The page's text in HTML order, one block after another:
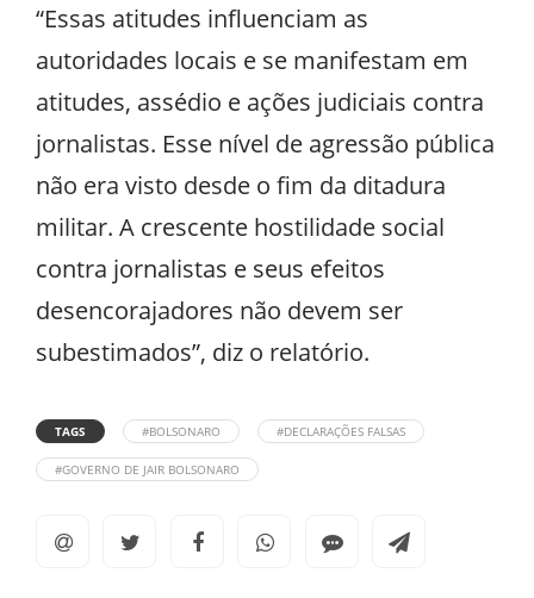
“Essas atitudes influenciam as
autoridades locais e se manifestam em
atitudes, assédio e ações judiciais contra
jornalistas. Esse nível de agressão pública
não era visto desde o fim da ditadura
militar. A crescente hostilidade social
contra jornalistas e seus efeitos
desencorajadores não devem ser
subestimados”, diz o relatório.
TAGS #BOLSONARO #DECLARAÇÕES FALSAS
#GOVERNO DE JAIR BOLSONARO